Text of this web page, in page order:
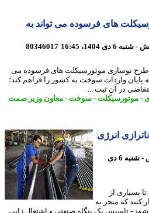
های فرسوده می تواند به
80346017
نوسازی موتورسیکلت های فرسوده می
واردات سوخت به کشور را فراهم کند؛
-سوخت-معاون وزیر صمت
انرژی
7 ماه پیش - شنبه 6 دی
از
که منجر به